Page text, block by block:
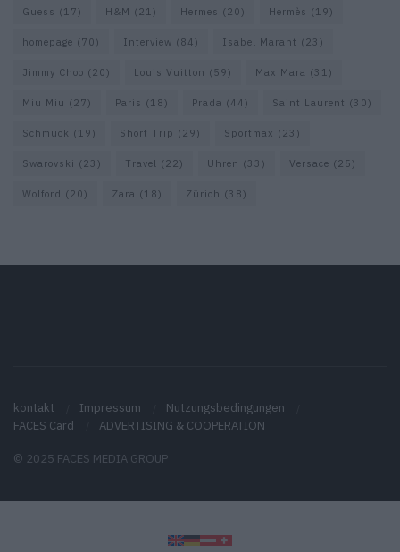
Guess (17) H&M (21) Hermes (20) Hermès (19)
homepage (70) Interview (84) Isabel Marant (23)
Jimmy Choo (20) Louis Vuitton (59) Max Mara (31)
Miu Miu (27) Paris (18) Prada (44) Saint Laurent (30)
Schmuck (19) Short Trip (29) Sportmax (23)
Swarovski (23) Travel (22) Uhren (33) Versace (25)
Wolford (20) Zara (18) Zürich (38)
kontakt Impressum
Nutzungsbedingungen
FACES Card
ADVERTISING & COOPERATION
© 2025 FACES MEDIA GROUP